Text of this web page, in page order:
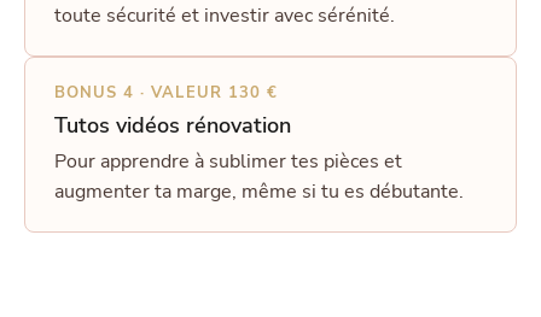
toute sécurité et investir avec sérénité.
BONUS 4 · VALEUR 130 €
Tutos vidéos rénovation
Pour apprendre à sublimer tes pièces et
augmenter ta marge, même si tu es débutante.